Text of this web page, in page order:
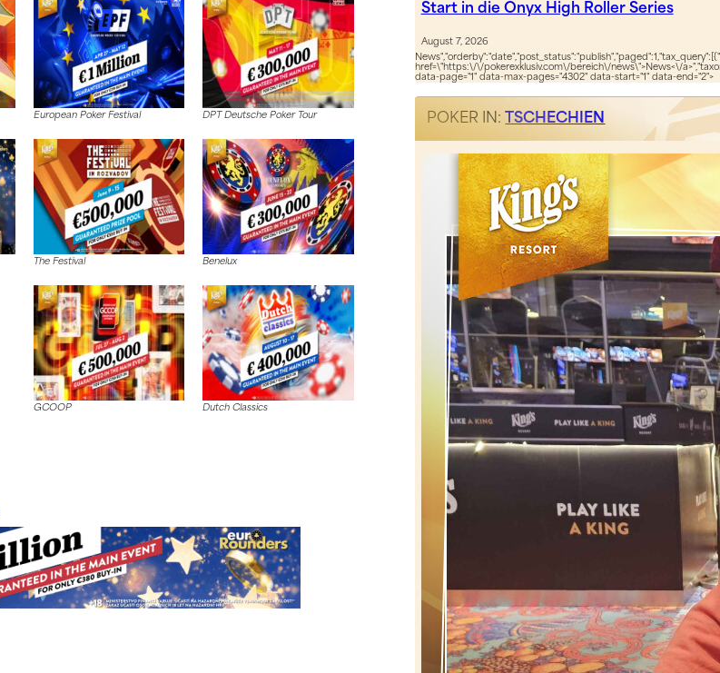
European Poker Festival DPT Deutsche Poker Tour
The Festival Benelux
GCOOP Dutch Classics
Start in die Onyx High Roller Series
August 7, 2026
href=\"https:\/\/pokerexklusiv.com\/bereich\/news\">News<\/
data-page="1" data-max-pages="4302" data-start="1" data-end="2">
POKER IN: TSCHECHIEN